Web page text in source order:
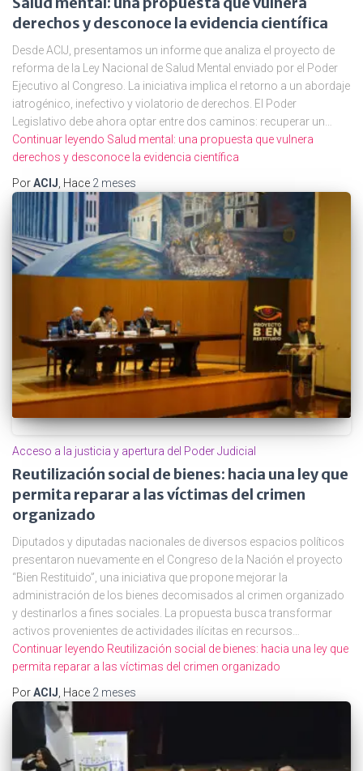
derechos y desconoce la evidencia científica
Desde ACIJ, presentamos un informe que analiza el proyecto de
reforma de la Ley Nacional de Salud Mental enviado por el Poder
Ejecutivo al Congreso. La iniciativa implica el retorno a un abordaje
iatrogénico, inefectivo y violatorio de derechos. El Poder
Legislativo debe ahora optar entre dos caminos: recuperar un…
Continuar leyendo Salud mental: una propuesta que vulnera
derechos y desconoce la evidencia científica
PorACIJ , Hace 2 meses
Acceso a la justicia y apertura del Poder Judicial
Reutilización social de bienes: hacia una ley que
permita reparar a las víctimas del crimen
organizado
Diputados y diputadas nacionales de diversos espacios políticos
presentaron nuevamente en el Congreso de la Nación el proyecto
“Bien Restituido”, una iniciativa que propone mejorar la
administración de los bienes decomisados al crimen organizado
y destinarlos a fines sociales. La propuesta busca transformar
activos provenientes de actividades ilícitas en recursos…
Continuar leyendo Reutilización social de bienes: hacia una ley que
permita reparar a las víctimas del crimen organizado
PorACIJ , Hace 2 meses